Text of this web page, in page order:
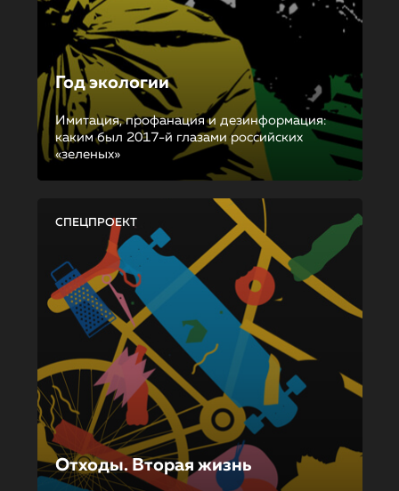
Год экологии
Имитация, профанация и дезинформация:
каким был 2017-й глазами российских
«зеленых»
СПЕЦПРОЕКТ
Отходы. Вторая жизнь